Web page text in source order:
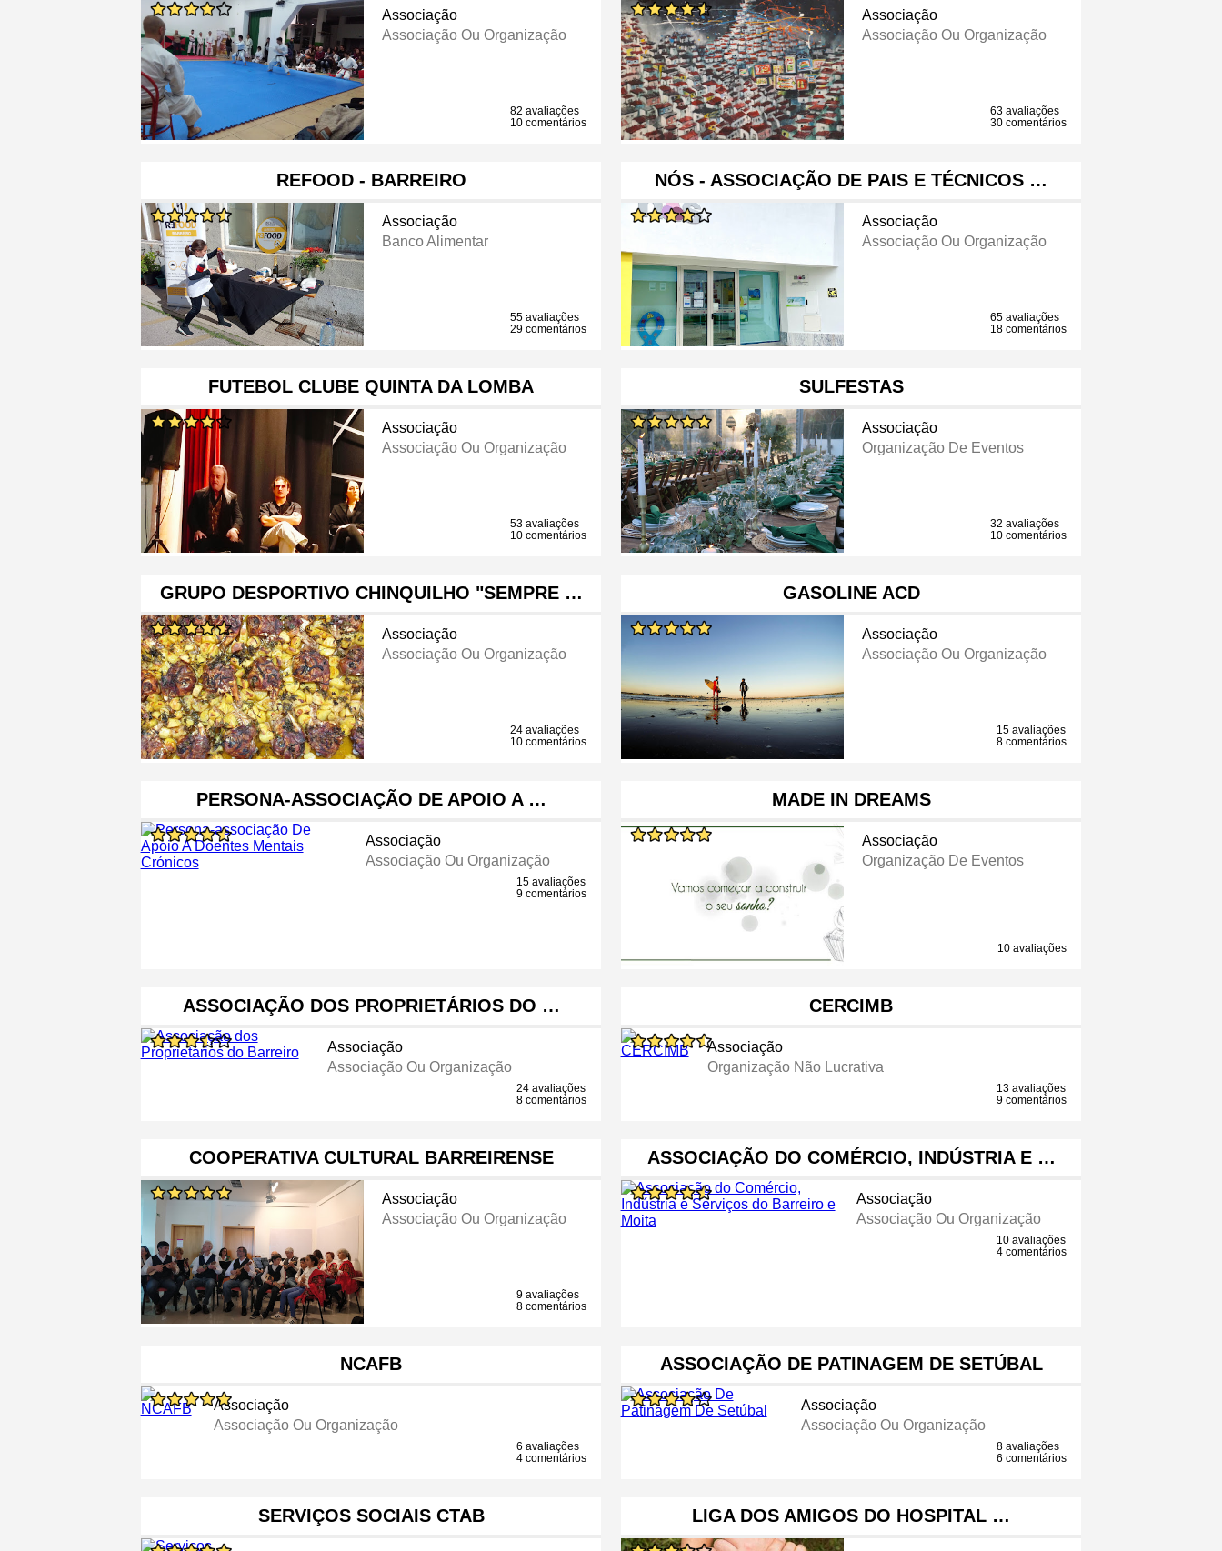
Associação
Associação Ou Organização
82 avaliações
10 comentários
Associação
Associação Ou Organização
63 avaliações
30 comentários
REFOOD - BARREIRO
Associação
Banco Alimentar
55 avaliações
29 comentários
NÓS - ASSOCIAÇÃO DE PAIS E TÉCNICOS …
Associação
Associação Ou Organização
65 avaliações
18 comentários
FUTEBOL CLUBE QUINTA DA LOMBA
Associação
Associação Ou Organização
53 avaliações
10 comentários
SULFESTAS
Associação
Organização De Eventos
32 avaliações
10 comentários
GRUPO DESPORTIVO CHINQUILHO "SEMPRE …
Associação
Associação Ou Organização
24 avaliações
10 comentários
GASOLINE ACD
Associação
Associação Ou Organização
15 avaliações
8 comentários
PERSONA-ASSOCIAÇÃO DE APOIO A …
Associação
Associação Ou Organização
15 avaliações
9 comentários
MADE IN DREAMS
Associação
Organização De Eventos
10 avaliações
ASSOCIAÇÃO DOS PROPRIETÁRIOS DO …
Associação
Associação Ou Organização
24 avaliações
8 comentários
CERCIMB
Associação
Organização Não Lucrativa
13 avaliações
9 comentários
COOPERATIVA CULTURAL BARREIRENSE
Associação
Associação Ou Organização
9 avaliações
8 comentários
ASSOCIAÇÃO DO COMÉRCIO, INDÚSTRIA E …
Associação
Associação Ou Organização
10 avaliações
4 comentários
NCAFB
Associação
Associação Ou Organização
6 avaliações
4 comentários
ASSOCIAÇÃO DE PATINAGEM DE SETÚBAL
Associação
Associação Ou Organização
8 avaliações
6 comentários
SERVIÇOS SOCIAIS CTAB LIGA DOS AMIGOS DO HOSPITAL …